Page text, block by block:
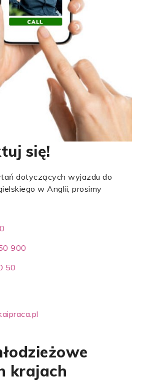
się!
dotyczących wyjazdu do
w Anglii, prosimy
900
50
krajach